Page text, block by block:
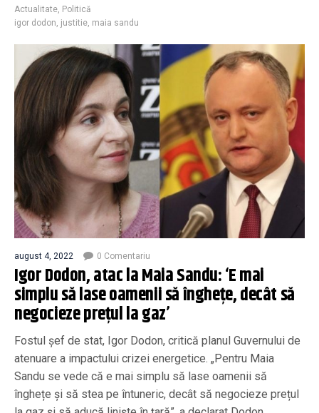
Actualitate, Politică
igor dodon, justitie, maia sandu
august 4, 2022 0 Comentariu
Igor Dodon, atac la Maia Sandu: ‘E mai
simplu să lase oamenii să înghețe, decât să
negocieze prețul la gaz’
Fostul șef de stat, Igor Dodon, critică planul Guvernului de
atenuare a impactului crizei energetice. „Pentru Maia
Sandu se vede că e mai simplu să lase oamenii să
înghețe și să stea pe întuneric, decât să negocieze prețul